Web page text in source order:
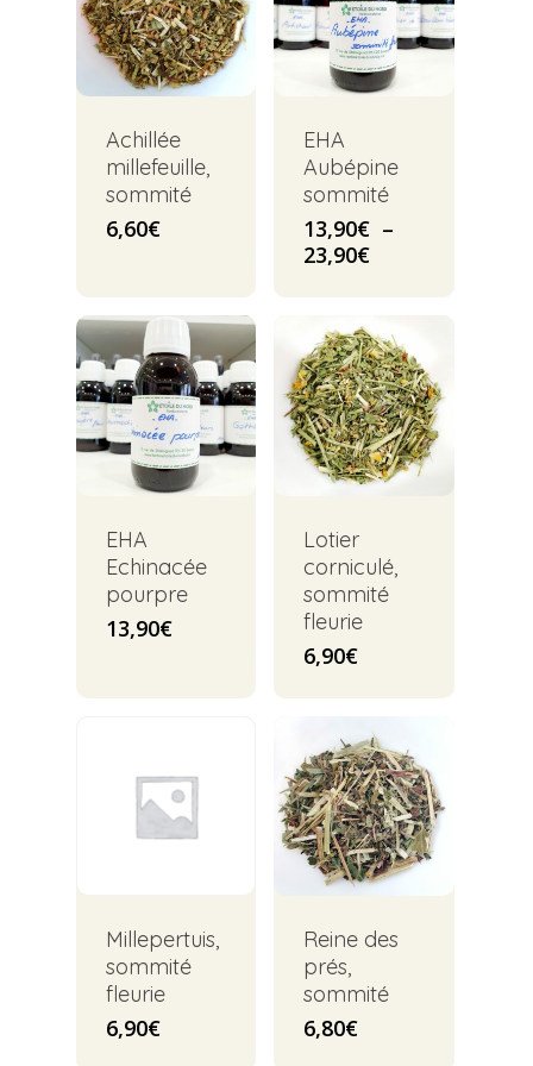
Achillée
millefeuille,
sommité
6,60€
EHA
Aubépine
sommité
13,90€ –
23,90€Plage
13,90€
à
23,90€
EHA
Echinacée
pourpre
13,90€
Lotier
corniculé,
sommité
fleurie
6,90€
Millepertuis,
sommité
fleurie
6,90€
Reine des
prés,
sommité
6,80€